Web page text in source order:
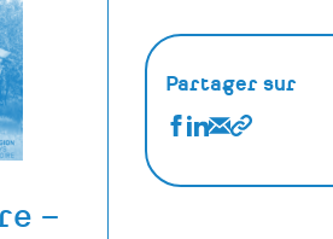
–
Partager sur
Partager
Partager
Partager
Copier